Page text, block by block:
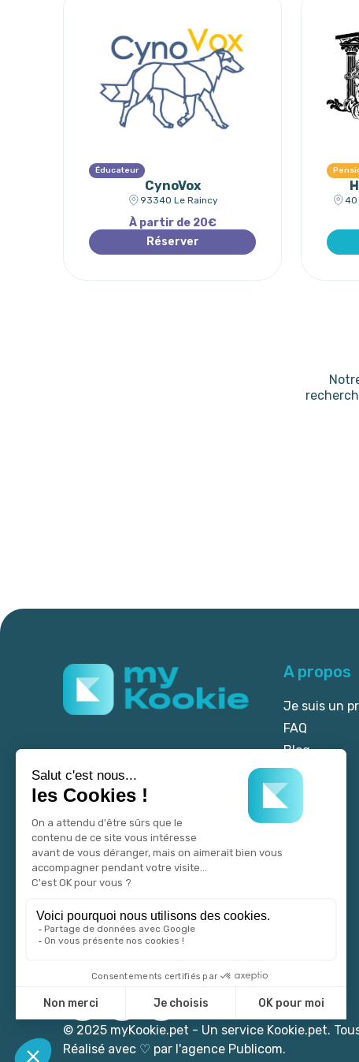
Éducateur
CynoVox
93340 Le Raincy
À partir de 20€
Réserver
40
A propos
Je suis un
FAQ
Blog
© 2025 myKookie.pet - Un service Kookie.pet.
Réalisé avec ♡ par l'agence Publicom.